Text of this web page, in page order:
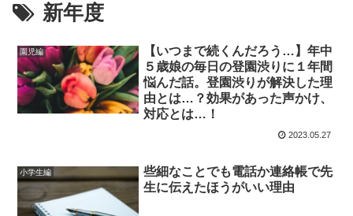
新年度
園児編
【いつまで続くんだろう…】年中
５歳娘の毎日の登園渋りに１年間
悩んだ話。登園渋りが解決した理
由とは…？効果があった声かけ、
対応とは…！
2023.05.27
小学生編
些細なことでも電話か連絡帳で先
生に伝えたほうがいい理由